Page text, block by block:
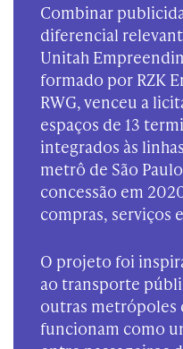
Combinar
diferencial
Unitah
formado por RZK
RWG, venceu a
espaços de 13
integrados às
metrô de São
concessão em
compras, serviços
O projeto foi
ao transporte
outras metrópoles
funcionam como